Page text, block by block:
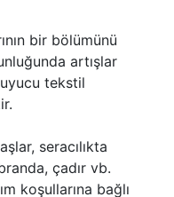
bir bölümünü
artışlar
tekstil
seracılıkta
çadır vb.
koşullarına bağlı